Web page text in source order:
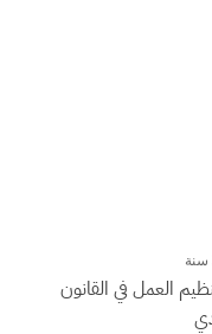
العمل في القانون